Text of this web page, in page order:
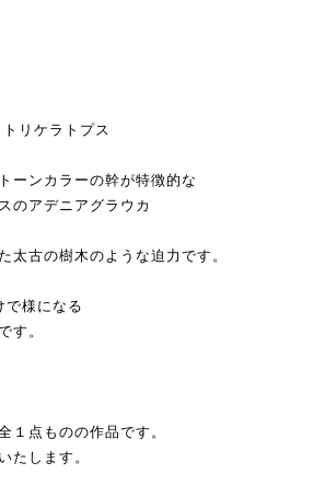
リケラトプス
ーンカラーの幹が特徴的な
のアデニアグラウカ
太古の樹木のような迫力です。
で様になる
す。
１点ものの作品です。
たします。